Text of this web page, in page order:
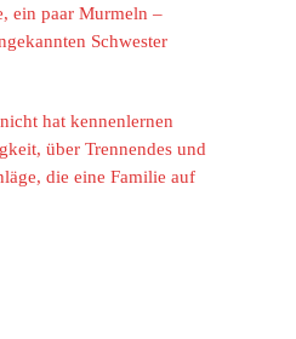
ein paar Murmeln –
Schwester
hat kennenlernen
über Trennendes und
die eine Familie auf